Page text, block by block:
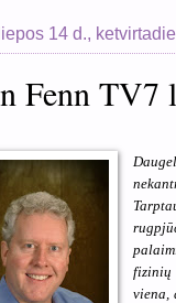
14 d.,
Fenn TV7
fizinių
viena,